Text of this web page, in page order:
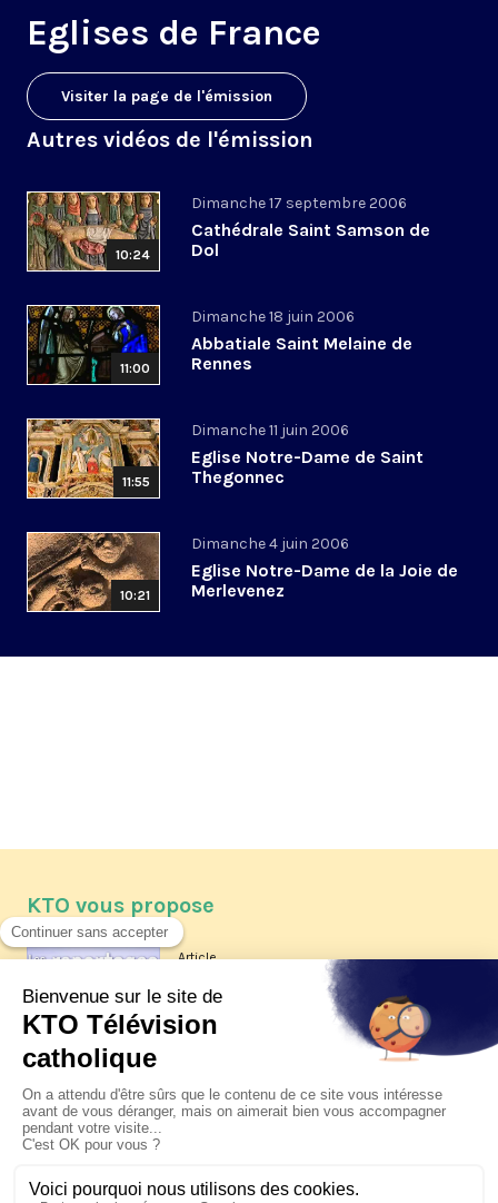
Eglises de France
Visiter la page de l'émission
Autres vidéos de l'émission
10:24
Dimanche 17 septembre 2006
Cathédrale Saint Samson de
Dol
11:00
Dimanche 18 juin 2006
Abbatiale Saint Melaine de
Rennes
11:55
Dimanche 11 juin 2006
Eglise Notre-Dame de Saint
Thegonnec
10:21
Dimanche 4 juin 2006
Eglise Notre-Dame de la Joie de
Merlevenez
KTO vous propose
Article
Les reportages d'été 2026 de KTO
La visite pastorale du pape Léon
XIV à Assise à suivre sur KTO le
jeudi 6 août
Le pape en Uruguay, Argentine et